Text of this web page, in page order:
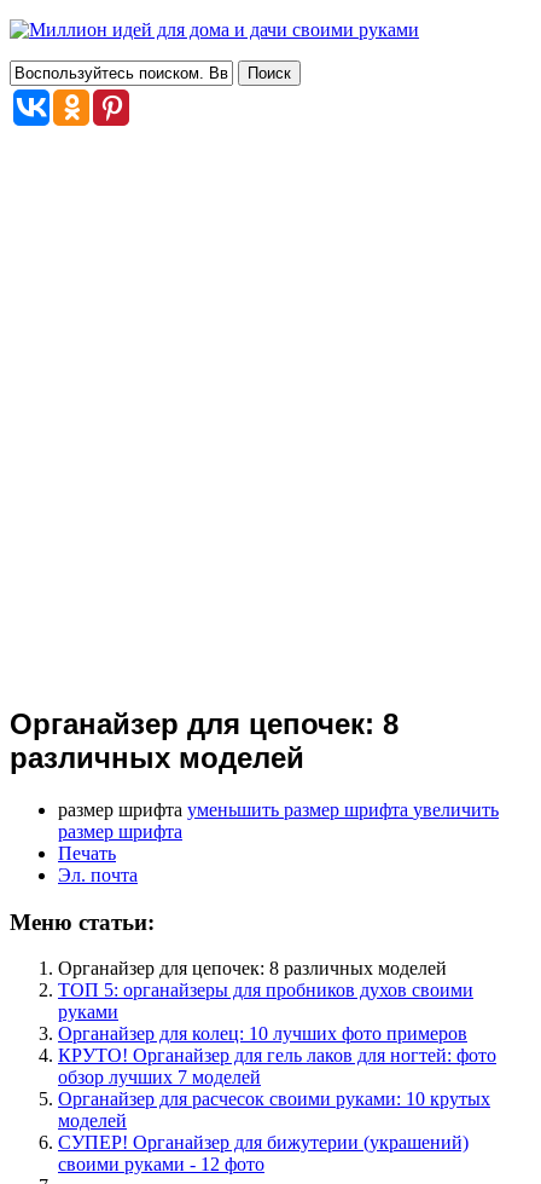
Органайзер для цепочек: 8
различных моделей
размер шрифта уменьшить размер шрифта увеличить
размер шрифта
Печать
Эл. почта
Меню статьи:
Органайзер для цепочек: 8 различных моделей
ТОП 5: органайзеры для пробников духов своими
руками
Органайзер для колец: 10 лучших фото примеров
КРУТО! Органайзер для гель лаков для ногтей: фото
обзор лучших 7 моделей
Органайзер для расчесок своими руками: 10 крутых
моделей
СУПЕР! Органайзер для бижутерии (украшений)
своими руками - 12 фото